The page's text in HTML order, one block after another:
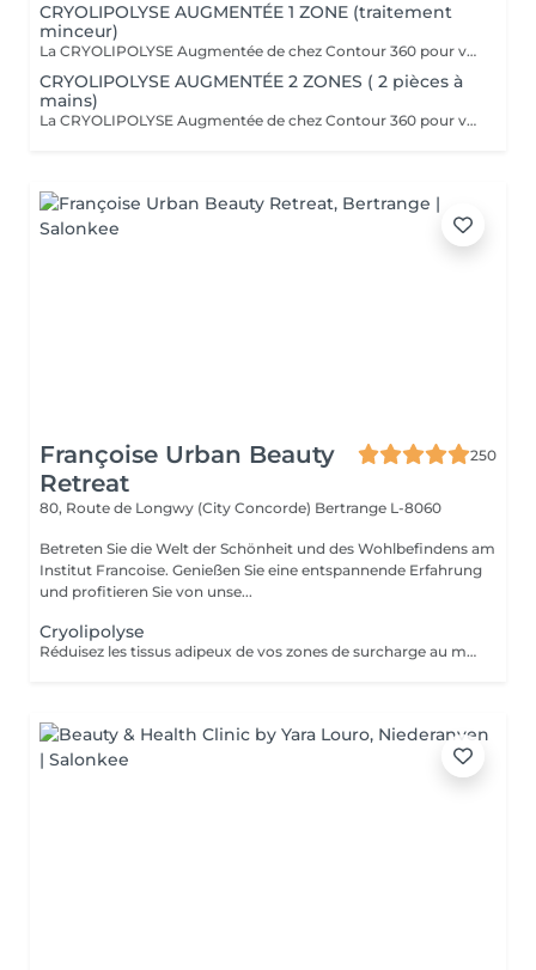
CRYOLIPOLYSE AUGMENTÉE 1 ZONE (traitement
minceur)
La CRYOLIPOLYSE Augmentée de chez Contour 360 pour venir à bout en une séance de nos bourrelets disgracieux. La Cryolipolyse Augmentée permet la destruction et l'élimination naturelle des cellules graisseuses par l'application d'un froid intense sur l'amas ciblé, avec des résultats visibles et permanent dès la première séance. Que ce soit pour le ventre, les poignées d'amour, les cuisses, la culotte de cheval, le pli du soutien gorge ou les bras, Contour 360 offre des solutions sur-mesure grâce à ses différents applicateurs ergonomiques (small, medium, large, flat, Helios). Chacun est conçu pour cibler efficacement les amas graisseux spécifiques, permettant une personnalisation optimale du traitement. Le soin Contour 360 est une révolution dans le domaine de l'esthétique corporelle. Si vous cherchez à affiner votre silhouette sans recourir à des interventions chirurgicales invasives, ce traitement est idéal !
CRYOLIPOLYSE AUGMENTÉE 2 ZONES ( 2 pièces à
mains)
La CRYOLIPOLYSE Augmentée de chez Contour 360 pour venir à bout en une séance de nos bourrelets disgracieux. La Cryolipolyse Augmentée permet la destruction et l'élimination naturelle des cellules graisseuses par l'application d'un froid intense sur l'amas ciblé, avec des résultats visibles et permanent dès la première séance. Que ce soit pour le ventre, les poignées d'amour, les cuisses, la culotte de cheval, le pli du soutien gorge ou les bras, Contour 360 offre des solutions sur-mesure grâce à ses différents applicateurs ergonomiques (small, medium, large, flat, Helios). Chacun est conçu pour cibler efficacement les amas graisseux spécifiques, permettant une personnalisation optimale du traitement. Le soin Contour 360 est une révolution dans le domaine de l'esthétique corporelle. Si vous cherchez à affiner votre silhouette sans recourir à des interventions chirurgicales invasives, ce traitement est idéal !
Françoise Urban Beauty
Retreat
250
80, Route de Longwy (City Concorde) Bertrange L-8060
Betreten Sie die Welt der Schönheit und des Wohlbefindens am
Institut Francoise. Genießen Sie eine entspannende Erfahrung
und profitieren Sie von unse...
Cryolipolyse
Réduisez les tissus adipeux de vos zones de surcharge au moyen dun système de refroidissement contrôlé. La technique Cooltech réduit définitivement les tissus adipeux pour des résultats visibles après une seule séance. Le traitement est indolore, non invasif, sûr et efficace. Abdomen, poignées damour, intérieur et extérieur des cuisses, bourrelets dans le dos, intérieur et extérieur des genoux, culotte de cheval. Cure de 2 Soins possibles - Prix 845